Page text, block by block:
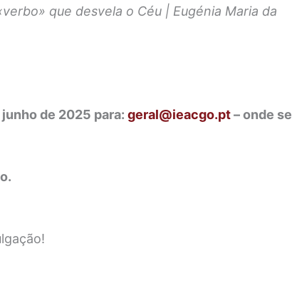
que desvela o Céu | Eugénia Maria da
de 2025 para: geral@ieacgo.pt– onde se